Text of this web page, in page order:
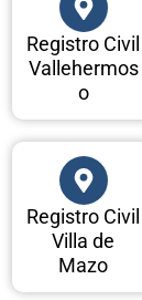
Registro Civil
Vallehermos
o
Registro Civil
Villa de
Mazo